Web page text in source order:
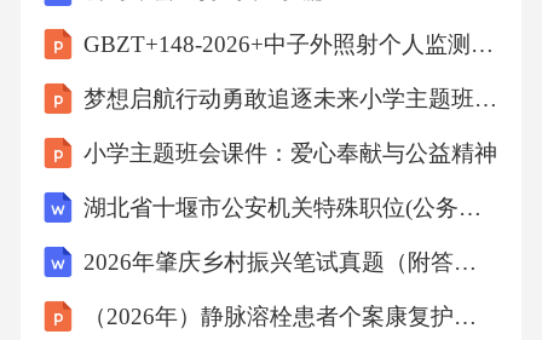
GBZT+148-2026+中子外照射个人监测方法标准学习与解读
梦想启航行动勇敢追逐未来小学主题班会课件
小学主题班会课件：爱心奉献与公益精神
湖北省十堰市公安机关特殊职位(公务员)考试(网络安全技术职位)试题及答案解析(2026年)
2026年肇庆乡村振兴笔试真题（附答案）
（2026年）静脉溶栓患者个案康复护理实践分享课件